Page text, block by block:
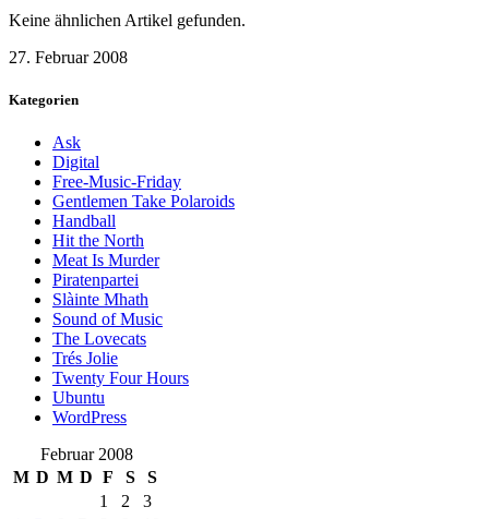
Keine ähnlichen Artikel gefunden.
27. Februar 2008
Kategorien
Ask
Digital
Free-Music-Friday
Gentlemen Take Polaroids
Handball
Hit the North
Meat Is Murder
Piratenpartei
Slàinte Mhath
Sound of Music
The Lovecats
Trés Jolie
Twenty Four Hours
Ubuntu
WordPress
Februar 2008
M D M D F S
S
1
2
3